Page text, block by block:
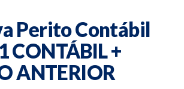
Perito Contábil
CONTÁBIL +
ANTERIOR